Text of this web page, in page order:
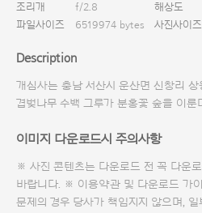
조리개
f/2.8 해상도
파일사이즈
6519974 bytes 사진사이즈
Description
개심사는 충남 서산시 운산면 신창리 상
겹벚나무 수백 그루가 분홍꽃 숲을 이룬
이미지 다운로드시 주의사항
※ 사진 콘텐츠는 다운로드 전 꼭 다운
바랍니다. ※ 이용약관 및 다운로드 가
문제의 경우 당사가 책임지지 않으며,